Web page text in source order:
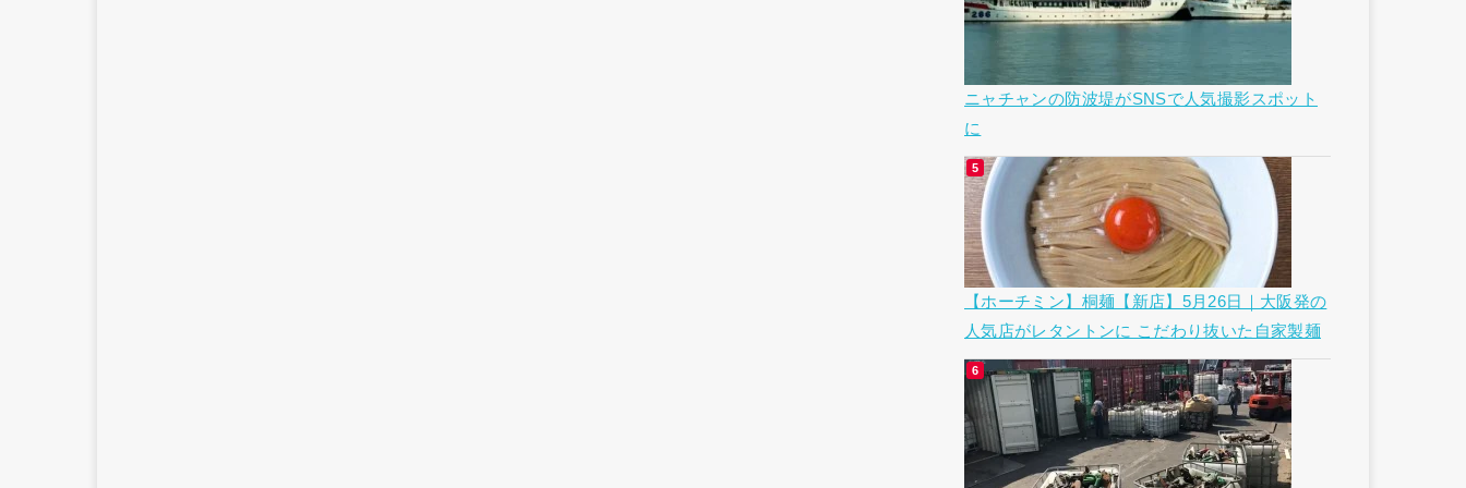
ニャチャンの防波堤がSNSで人気撮影スポット
に
【ホーチミン】桐麺【新店】5月26日｜大阪発の
人気店がレタントンに こだわり抜いた自家製麺